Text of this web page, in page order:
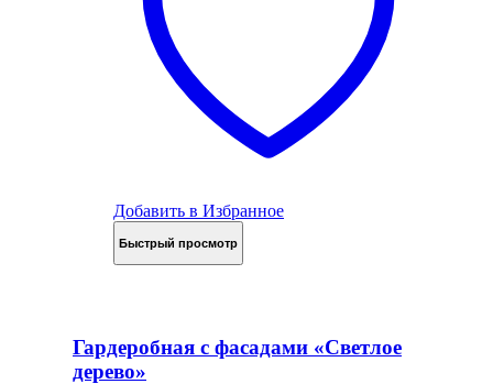
Добавить в Избранное
Быстрый просмотр
Гардеробная с фасадами «Светлое
дерево»